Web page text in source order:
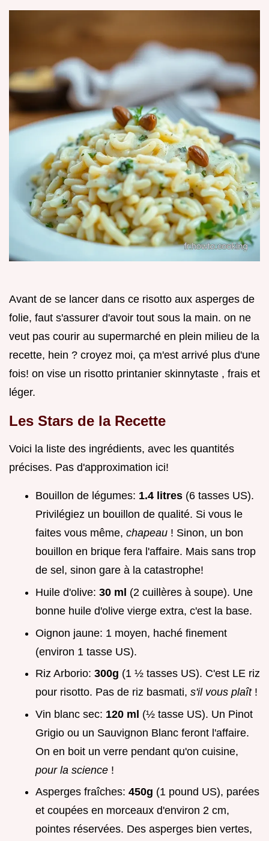
Avant de se lancer dans ce risotto aux asperges de
folie, faut s'assurer d'avoir tout sous la main. on ne
veut pas courir au supermarché en plein milieu de la
recette, hein ? croyez moi, ça m'est arrivé plus d'une
fois! on vise un risotto printanier skinnytaste , frais et
léger.
Les Stars de la Recette
Voici la liste des ingrédients, avec les quantités
précises. Pas d'approximation ici!
Bouillon de légumes: 1.4 litres (6 tasses US).
Privilégiez un bouillon de qualité. Si vous le
faites vous même, chapeau ! Sinon, un bon
bouillon en brique fera l'affaire. Mais sans trop
de sel, sinon gare à la catastrophe!
Huile d'olive: 30 ml (2 cuillères à soupe). Une
bonne huile d'olive vierge extra, c'est la base.
Oignon jaune: 1 moyen, haché finement
(environ 1 tasse US).
Riz Arborio: 300g (1 ½ tasses US). C'est LE riz
pour risotto. Pas de riz basmati, s'il vous plaît !
Vin blanc sec: 120 ml (½ tasse US). Un Pinot
Grigio ou un Sauvignon Blanc feront l'affaire.
On en boit un verre pendant qu'on cuisine,
pour la science !
Asperges fraîches: 450g (1 pound US), parées
et coupées en morceaux d'environ 2 cm,
pointes réservées. Des asperges bien vertes,